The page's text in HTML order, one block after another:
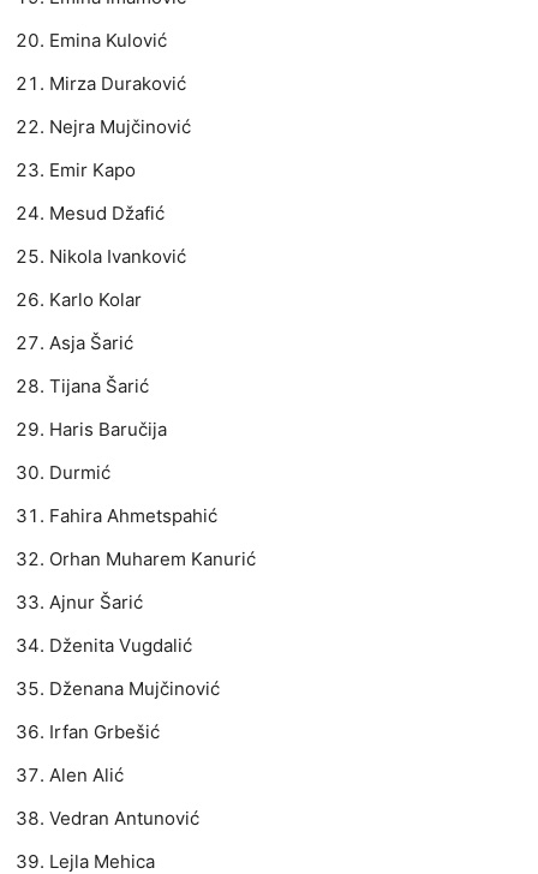
Emina Kulović
Mirza Duraković
Nejra Mujčinović
Emir Kapo
Mesud Džafić
Nikola Ivanković
Karlo Kolar
Asja Šarić
Tijana Šarić
Haris Baručija
Durmić
Fahira Ahmetspahić
Orhan Muharem Kanurić
Ajnur Šarić
Dženita Vugdalić
Dženana Mujčinović
Irfan Grbešić
Alen Alić
Vedran Antunović
Lejla Mehica